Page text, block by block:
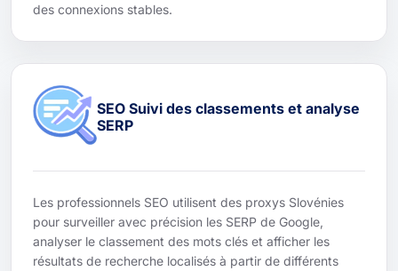
des connexions stables.
SEO Suivi des classements et analyse
SERP
Les professionnels SEO utilisent des proxys Slovénies
pour surveiller avec précision les SERP de Google,
analyser le classement des mots clés et afficher les
résultats de recherche localisés à partir de différents